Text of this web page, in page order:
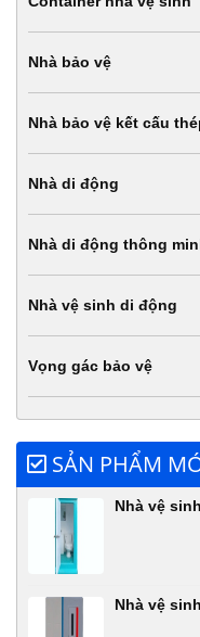
Nhà bảo vệ
Nhà bảo vệ kết cấu
Nhà di động
Nhà di động thông
Nhà vệ sinh di động
Vọng gác bảo vệ
SẢN PHẨM
Nhà vệ
Nhà vệ